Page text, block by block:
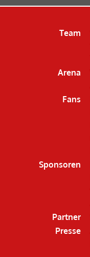
Team
Arena
Fans
Sponsoren
Partner
Presse